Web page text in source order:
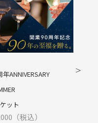
3店舗より選べるレスト